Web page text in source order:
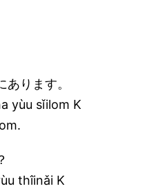
ります。
yùu sǐilom K
thîinǎi K